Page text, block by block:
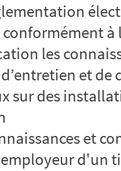
à
les
et de
sur des
et
d'un